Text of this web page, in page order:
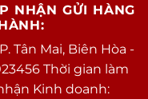
NHẬN GỬI HÀNG
Tân Mai, Biên Hòa -
Thời gian làm
Kinh doanh: